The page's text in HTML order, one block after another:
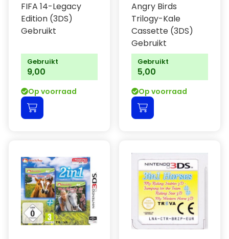
FIFA 14-Legacy
Edition (3DS)
Gebruikt
Gebruikt
9,00
Op voorraad
Angry Birds
Trilogy-Kale
Cassette (3DS)
Gebruikt
Gebruikt
5,00
Op voorraad